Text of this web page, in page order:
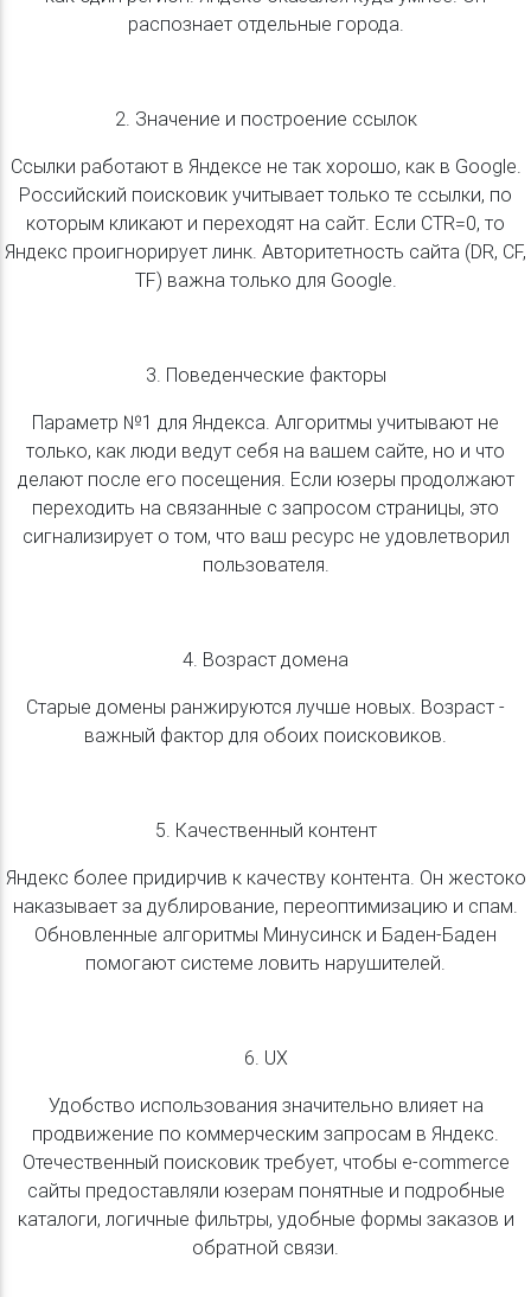
распознает отдельные города.
2. Значение и построение ссылок
Ссылки работают в Яндексе не так хорошо, как в Google.
Российский поисковик учитывает только те ссылки, по
которым кликают и переходят на сайт. Если CTR=0, то
Яндекс проигнорирует линк. Авторитетность сайта (DR, CF,
TF) важна только для Google.
3. Поведенческие факторы
Параметр №1 для Яндекса. Алгоритмы учитывают не
только, как люди ведут себя на вашем сайте, но и что
делают после его посещения. Если юзеры продолжают
переходить на связанные с запросом страницы, это
сигнализирует о том, что ваш ресурс не удовлетворил
пользователя.
4. Возраст домена
Старые домены ранжируются лучше новых. Возраст -
важный фактор для обоих поисковиков.
5. Качественный контент
Яндекс более придирчив к качеству контента. Он жестоко
наказывает за дублирование, переоптимизацию и спам.
Обновленные алгоритмы Минусинск и Баден-Баден
помогают системе ловить нарушителей.
6. UX
Удобство использования значительно влияет на
продвижение по коммерческим запросам в Яндекс.
Отечественный поисковик требует, чтобы e-commerce
сайты предоставляли юзерам понятные и подробные
каталоги, логичные фильтры, удобные формы заказов и
обратной связи.